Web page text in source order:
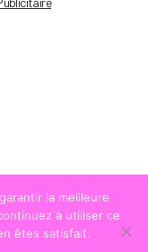
la meilleure
à utiliser ce
êtes satisfait.